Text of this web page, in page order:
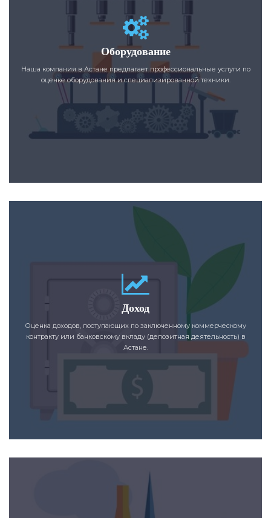
Оборудование
Наша компания в Астане предлагает профессиональные услуги по
оценке оборудования и специализированной техники.
Доход
Оценка доходов, поступающих по заключенному коммерческому
контракту или банковскому вкладу (депозитная деятельность) в
Астане.